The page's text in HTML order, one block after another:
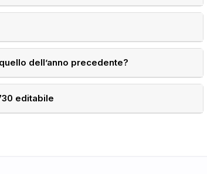
dell’anno precedente?
editabile